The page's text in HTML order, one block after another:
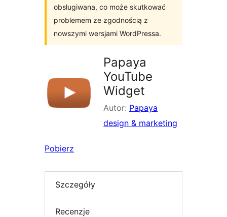
obsługiwana, co może skutkować
problemem ze zgodnością z
nowszymi wersjami WordPressa.
Papaya
YouTube
Widget
Autor: Papaya
design & marketing
Pobierz
Szczegóły
Recenzje